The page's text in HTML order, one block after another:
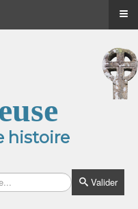
histoire
Valider
≡
≡